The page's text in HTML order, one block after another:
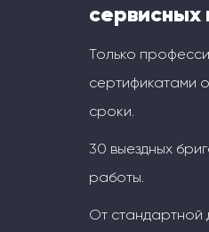
сервисных
Только
сертификатами
сроки.
30 выездных
работы.
От стандартной